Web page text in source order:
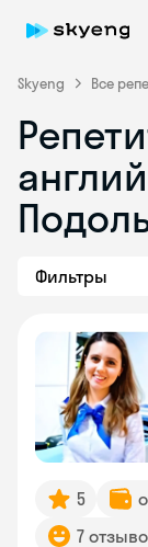
Skyeng Все
Фильтры
5
7
Skyeng